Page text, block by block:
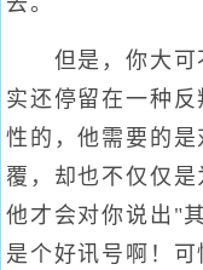
但是，你大可
实还停留在一种
性的，他需要的
覆，却也不仅仅
他才会对你说出"
是个好讯号啊！